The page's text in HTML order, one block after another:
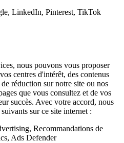
LinkedIn, Pinterest, TikTok
nous pouvons vous proposer
centres d'intérêt, des contenus
réduction sur notre site ou nos
que vous consultez et de vos
succès. Avec votre accord, nous
sur ce site internet :
Recommandations de
Ads Defender